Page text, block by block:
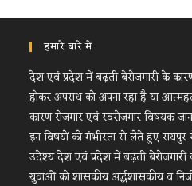
हमारे बारे में
देश एवं प्रदेश में बढ़ती बेरोजगारी के
होकर अपराध को अपना रहा है या
कारण रोजगार एवं स्वरोजगार विषयक
इन विषयों को गंभीरता से लेते हुए
उदेश्य देश एवं प्रदेश में बढ़ती
युवाओं को शासकीय अर्द्धशासकीय व